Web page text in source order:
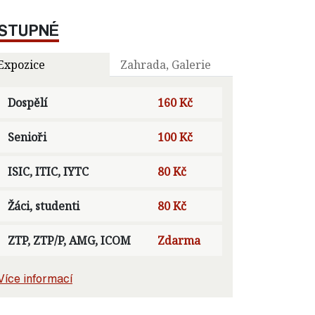
Zahrada, Galerie
Dospělí 160 Kč
Senioři 100 Kč
ISIC, ITIC, IYTC 80 Kč
Žáci, studenti 80 Kč
ZTP, ZTP/P, AMG, ICOM Zdarma
informací